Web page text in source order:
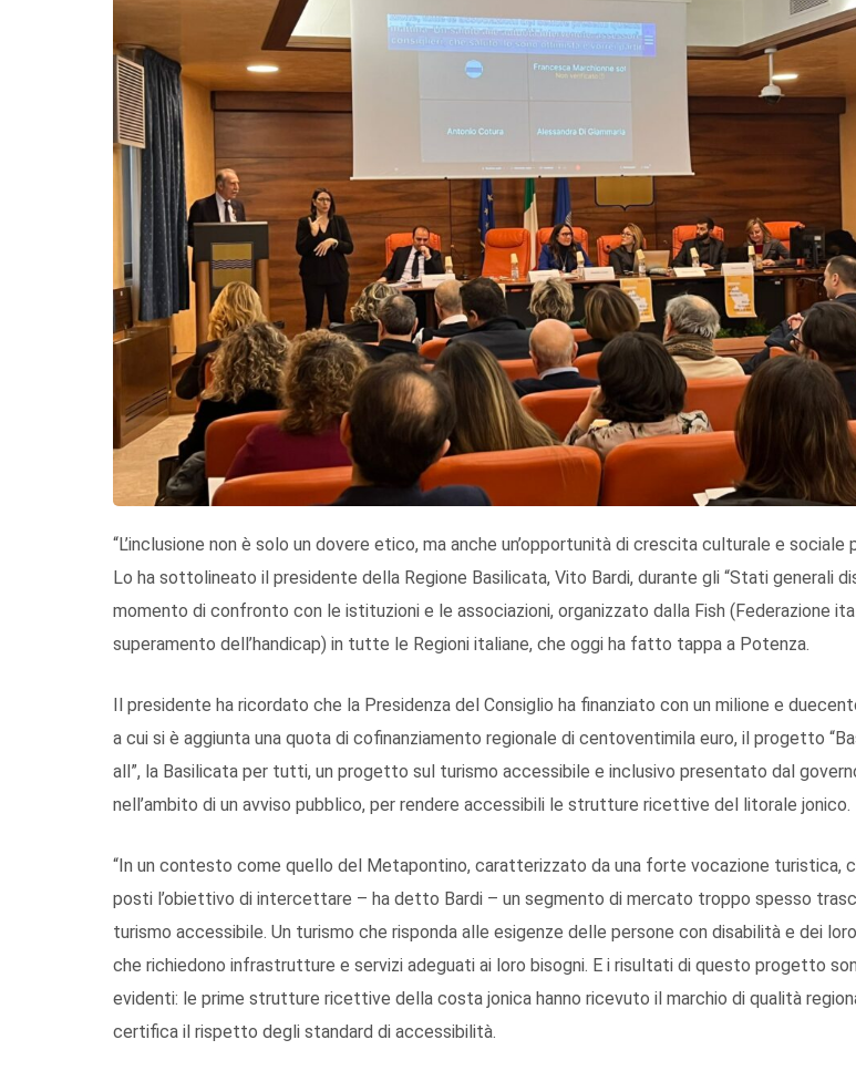
“L’inclusione non è solo un dovere etico, ma anche un’opportunità di crescita culturale e sociale
Lo ha sottolineato il presidente della Regione Basilicata, Vito Bardi, durante gli “Stati generali
momento di confronto con le istituzioni e le associazioni, organizzato dalla Fish (Federazione
superamento dell’handicap) in tutte le Regioni italiane, che oggi ha fatto tappa a Potenza.
Il presidente ha ricordato che la Presidenza del Consiglio ha finanziato con un milione e
a cui si è aggiunta una quota di cofinanziamento regionale di centoventimila euro, il progetto
all”, la Basilicata per tutti, un progetto sul turismo accessibile e inclusivo presentato dal
nell’ambito di un avviso pubblico, per rendere accessibili le strutture ricettive del litorale jonico.
“In un contesto come quello del Metapontino, caratterizzato da una forte vocazione turistica,
posti l’obiettivo di intercettare – ha detto Bardi – un segmento di mercato troppo spesso
turismo accessibile. Un turismo che risponda alle esigenze delle persone con disabilità e dei
che richiedono infrastrutture e servizi adeguati ai loro bisogni. E i risultati di questo progetto
evidenti: le prime strutture ricettive della costa jonica hanno ricevuto il marchio di qualità
certifica il rispetto degli standard di accessibilità.